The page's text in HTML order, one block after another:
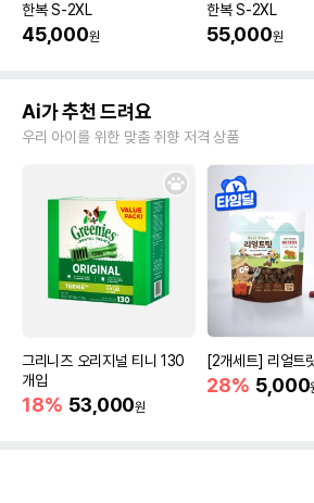
한복 S-2XL
45,000원
한복 S-2XL
55,000원
Ai가 추천 드려요
우리 아이를 위한 맞춤 취향 저격 상품
그리니즈 오리지널 티니 130
개입
18% 53,000원
[2개세트] 리얼트
28% 5,000